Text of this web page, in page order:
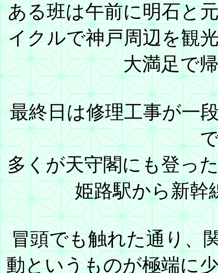
ある班は午前に明石と
イクルで神戸周辺を観
大満足で
最終日は修理工事が一
多くが天守閣にも登っ
姫路駅から新幹
冒頭でも触れた通り、
動というものが極端に